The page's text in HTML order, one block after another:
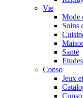
Vie
Mode
Soins
Santé
Conso
Jeux